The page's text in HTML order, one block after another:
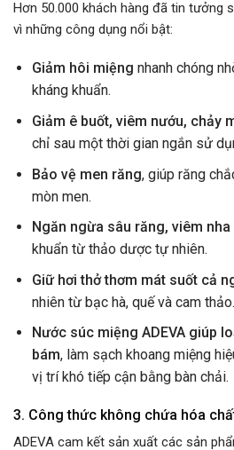
Hơn 50.000 khách hàng đã tin tưởng
vì những công dụng nổi bật:
Giảm hôi miệng nhanh chóng
kháng khuẩn.
Giảm ê buốt, viêm nướu, chảy
chỉ sau một thời gian ngắn sử
Bảo vệ men răng, giúp răng
mòn men.
Ngăn ngừa sâu răng, viêm nha
khuẩn từ thảo dược tự nhiên.
Giữ hơi thở thơm mát suốt cả
nhiên từ bạc hà, quế và cam thảo.
Nước súc miệng ADEVA giúp
bám, làm sạch khoang miệng
vị trí khó tiếp cận bằng bàn chải.
3. Công thức không chứa hóa
ADEVA cam kết sản xuất các sản